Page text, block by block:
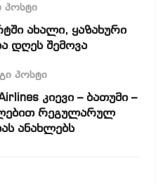
პოსტი
ახალი, ყაზახური
დღეს შემოვა
პოსტი
კიევი – ბათუმი –
რეგულარულ
ანახლებს